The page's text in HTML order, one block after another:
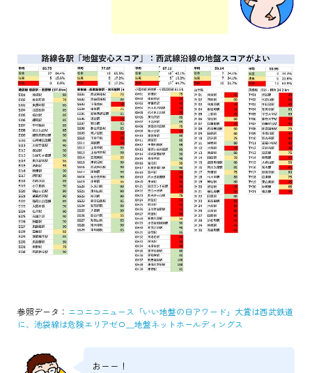
参照データ： ニコニコニュース「いい地盤の日アワード」大賞は西武鉄道
に、池袋線は危険エリアゼロ＿地盤ネットホールディングス
おーー！